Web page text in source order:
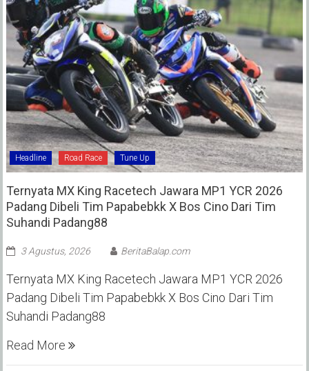
Headline Road Race Tune Up
Ternyata MX King Racetech Jawara MP1 YCR 2026
Padang Dibeli Tim Papabebkk X Bos Cino Dari Tim
Suhandi Padang88
3 Agustus, 2026 BeritaBalap.com
Ternyata MX King Racetech Jawara MP1 YCR 2026
Padang Dibeli Tim Papabebkk X Bos Cino Dari Tim
Suhandi Padang88
Read More